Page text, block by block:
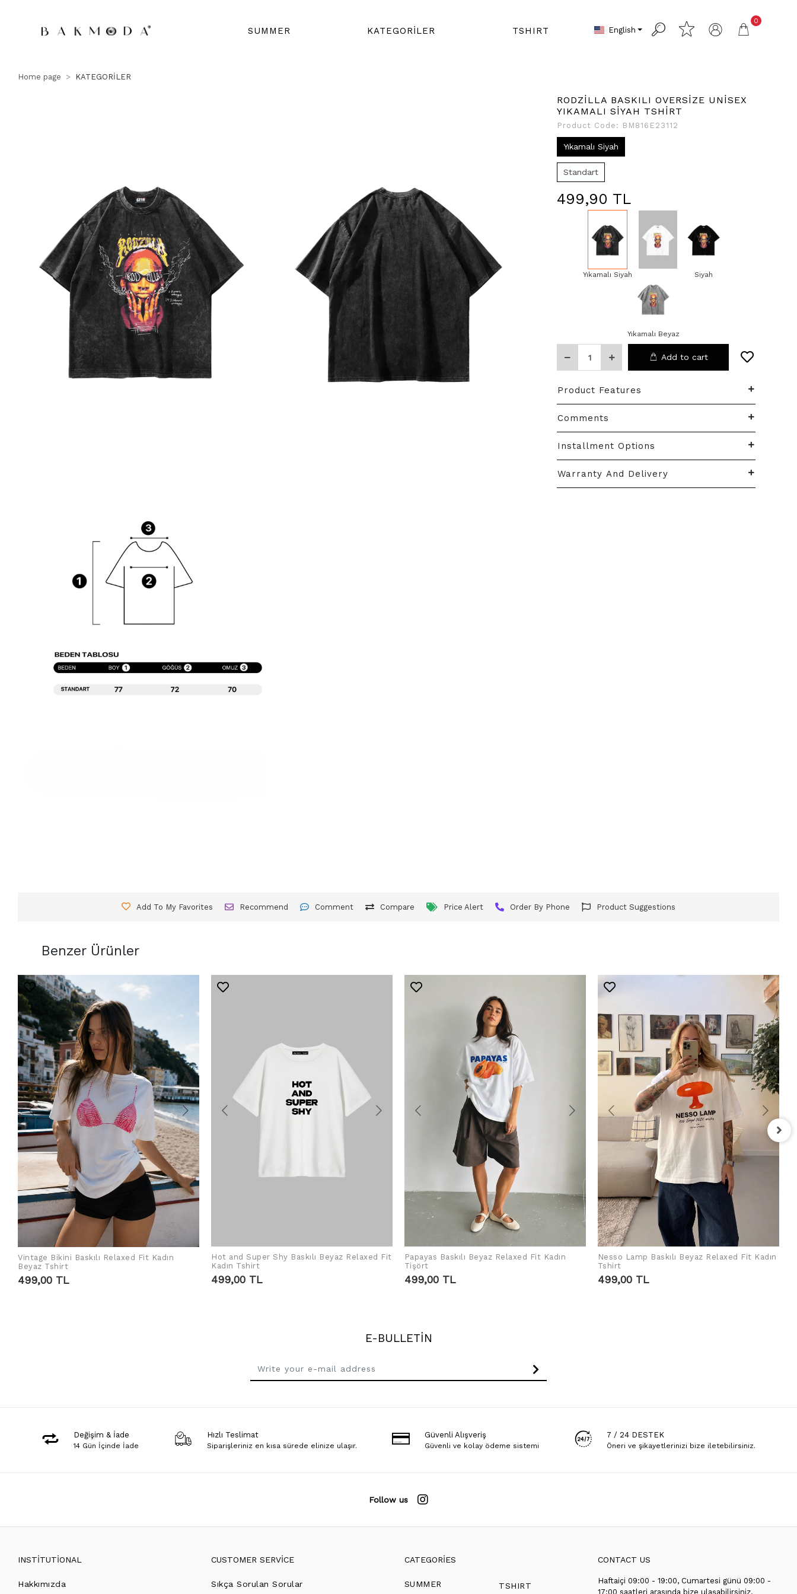
SUMMER KATEGORİLER TSHIRT English
0
Home page KATEGORİLER
RODZİLLA BASKILI OVERSİZE UNİSEX
YIKAMALI SİYAH TSHİRT
Product Code: BM816E23112
Yıkamalı Siyah
Standart
499,90 TL
Yıkamalı Siyah Siyah
Yıkamalı Beyaz
Add to cart
Product Features
Comments
Installment Options
Warranty And Delivery
Add To My Favorites Recommend Comment Compare Price Alert Order By Phone Product Suggestions
Benzer Ürünler
Vintage Bikini Baskılı Relaxed Fit Kadın
Beyaz Tshirt
499,00 TL
ADD TO CART
Hot and Super Shy Baskılı Beyaz Relaxed Fit
Kadın Tshirt
499,00 TL
ADD TO CART
Papayas Baskılı Beyaz Relaxed Fit Kadın
Tişört
499,00 TL
ADD TO CART
Nesso Lamp Baskılı Beyaz Relaxed Fit Kadın
Tshirt
499,00 TL
E-BULLETİN
Değişim & İade
14 Gün İçinde İade
Hızlı Teslimat
Siparişleriniz en kısa sürede elinize ulaşır.
Güvenli Alışveriş
Güvenli ve kolay ödeme sistemi
7 / 24 DESTEK
Öneri ve şikayetlerinizi bize iletebilirsiniz.
Follow us
INSTİTUTİONAL
Hakkımızda
CUSTOMER SERVİCE
Sıkça Sorulan Sorular
CATEGORİES
SUMMER TSHIRT
CONTACT US
Haftaiçi 09:00 - 19:00, Cumartesi günü 09:00 -
17:00 saatleri arasında bize ulaşabilirsiniz.